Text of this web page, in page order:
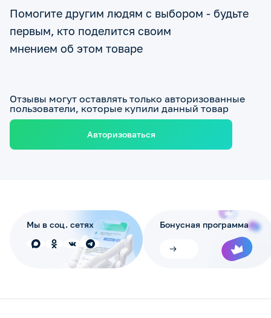
Помогите другим людям с выбором - будьте
первым, кто поделится своим
мнением об этом товаре
Отзывы могут оставлять только авторизованные
пользователи, которые купили данный товар
Авторизоваться
Мы в соц. сетях Бонусная программа